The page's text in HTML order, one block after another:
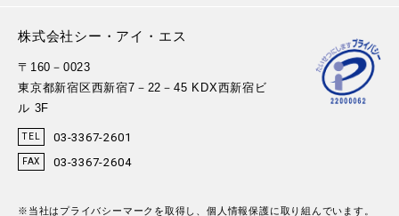
株式会社シー・アイ・エス
〒160－0023
東京都新宿区西新宿7－22－45 KDX西新宿ビ
ル 3F
TEL 03-3367-2601
FAX 03-3367-2604
※当社はプライバシーマークを取得し、個人情報保護に取り組んでいます。